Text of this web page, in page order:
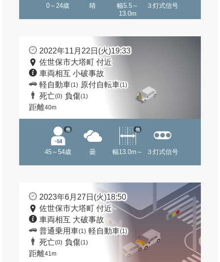
0～24歳 晴
幅5.5～
13.0m
３灯式信号
2022年11月22日(火)19:33
佐世保市大塔町 付近
車両相互 小破事故
軽自動車(1) 原付自転車(1)
死亡(0) 負傷(1)
距離40m
45～54歳
他
曇 幅13.0m～
他
３灯式信号
2023年6月27日(火)18:50
佐世保市大塔町 付近
車両相互 大破事故
普通乗用車(1) 軽自動車(1)
死亡(0) 負傷(1)
距離41m